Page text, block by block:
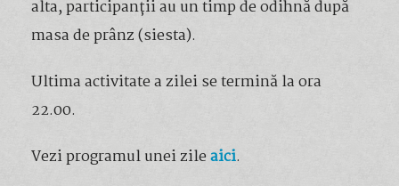
alta, participanții au un timp de odihnă după
masa de prânz (siesta).
Ultima activitate a zilei se termină la ora
22.00.
Vezi programul unei zileaici.